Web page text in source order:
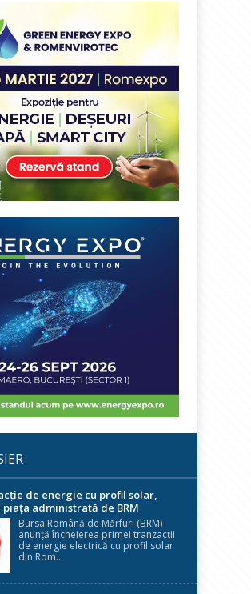
obligațiilor fiscale pentru cantitatea de
Va acorda 25 de burse pentru studenți
pentru populație
de energie cu profil solar,
administrată de BRM
Bursa Română de Mărfuri (BRM)
anunță încheierea primei tranzacții
de energie electrică cu profil solar
din Rom...